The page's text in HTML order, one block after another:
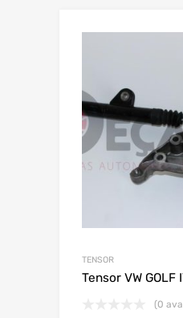
TENSOR
Tensor VW
(0